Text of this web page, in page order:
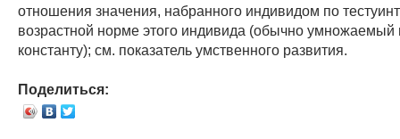
отношения значения, набранного индивидом по
возрастной норме этого индивида (обычно умножаемый
константу); см. показатель умственного развития.
Поделиться: